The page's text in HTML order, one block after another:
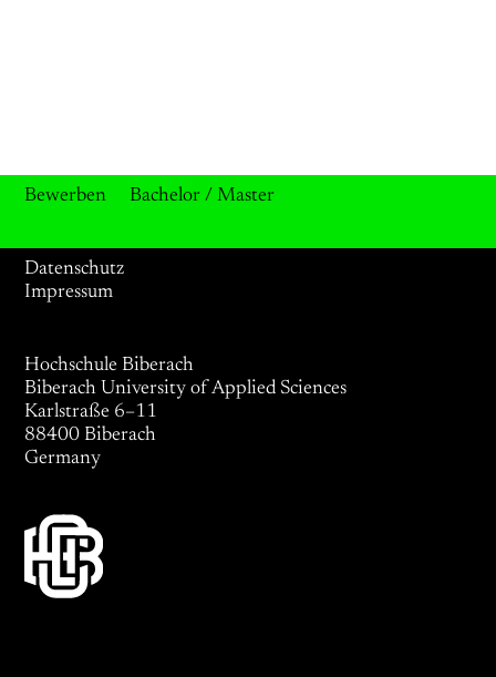
Bewerben Bachelor / Master
Datenschutz
Impressum
Hochschule Biberach
Biberach University of Applied Sciences
Karlstraße 6–11
88400 Biberach
Germany